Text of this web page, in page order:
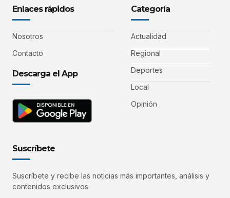
Enlaces rápidos
Nosotros
Contacto
Descarga el App
Categoría
Actualidad
Regional
Deportes
Local
Opinión
Suscríbete
Suscríbete y recibe las noticias más importantes, análisis y
contenidos exclusivos.